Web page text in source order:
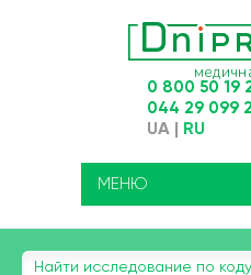
0 800 50 19
044 29 099
UA RU
МЕНЮ